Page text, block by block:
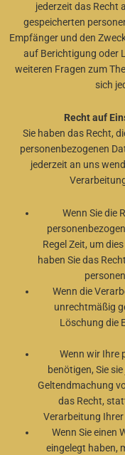
jederzeit das Recht
gespeicherten
Empfänger und den
auf Berichtigung oder
weiteren Fragen zum
sich
Recht auf
Sie haben das Recht,
personenbezogenen
jederzeit an uns
Wenn Sie die
Regel Zeit, um
haben Sie das
Wenn die
unrechtmäßig
Löschung die
Wenn wir Ihre
benötigen, Sie
Geltendmachung
das Recht,
Verarbeitung
Wenn Sie einen
eingelegt haben,